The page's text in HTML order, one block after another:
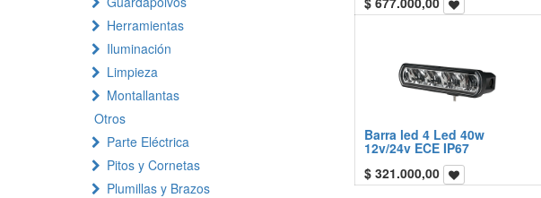
Herramientas
Iluminación
Limpieza
Montallantas
Otros
Parte Eléctrica
Pitos y Cornetas
Plumillas y Brazos
Barra led 4 Led 40w
12v/24v ECE IP67
$ 321.000,00